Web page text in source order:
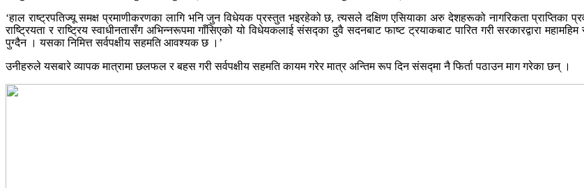
‘हाल राष्ट्रपतिज्यू समक्ष प्रमाणीकरणका लागि भनि जुन विधेयक प्रस्तुत भइरहेको छ, त्यसले दक्षिण एसियाका अरु देशहरूको नागरिकता प्राप्तिका
राष्ट्रियता र राष्ट्रिय स्वाधीनतासँग अभिन्नरूपमा गाँसिएको यो विधेयकलाई संसद्का दुवै सदनबाट फाष्ट ट्रयाकबाट पारित गरी सरकारद्वारा
पुग्दैन । यसका निमित्त सर्वपक्षीय सहमति आवश्यक छ ।’
उनीहरुले यसबारे व्यापक मात्रामा छलफल र बहस गरी सर्वपक्षीय सहमति कायम गरेर मात्र अन्तिम रूप दिन संसद्मा नै फिर्ता पठाउन माग गरेका छन् ।